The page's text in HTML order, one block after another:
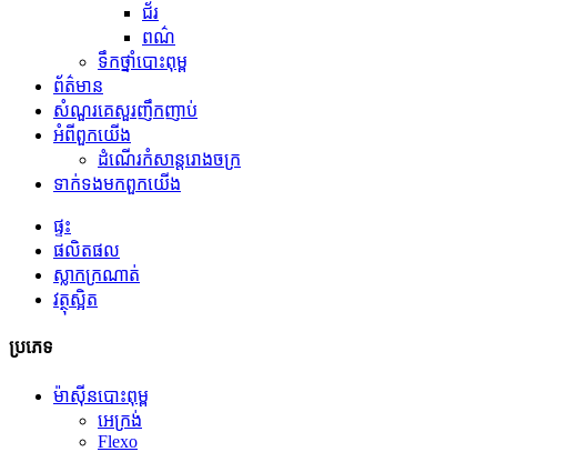
ជ័រ
ពណ៌
ទឹកថ្នាំបោះពុម្ព
ព័ត៌មាន
សំណួរគេសួរញឹកញាប់
អំពី​ពួក​យើង
ដំណើរកំសាន្តរោងចក្រ
ទាក់ទង​មក​ពួក​យើង
ផ្ទះ
ផលិតផល
ស្លាកក្រណាត់
វត្ថុស្អិត
ប្រភេទ
ម៉ាស៊ីនបោះពុម្ព
អេក្រង់
Flexo